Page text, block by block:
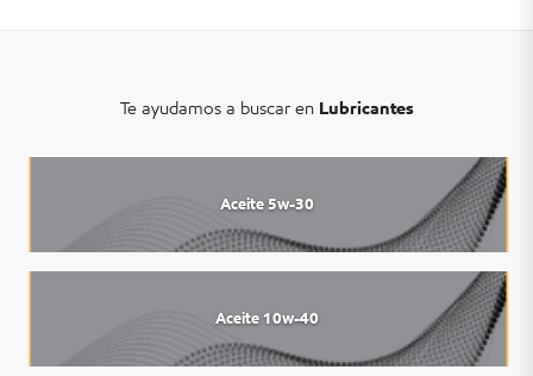
Te ayudamos a buscar en Lubricantes
Aceite 5w-30
Aceite 10w-40